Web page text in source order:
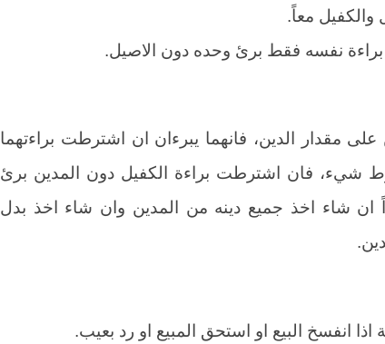
والكفيل معاً.
على مقدار الدين، فانهما يبرءان ان اشترطت براءتهما
شيء، فان اشترطت براءة الكفيل دون المدين برئ
ان شاء اخذ جميع دينه من المدين وان شاء اخذ بدل
اذا انفسخ البيع او استحق المبيع او رد بعيب.